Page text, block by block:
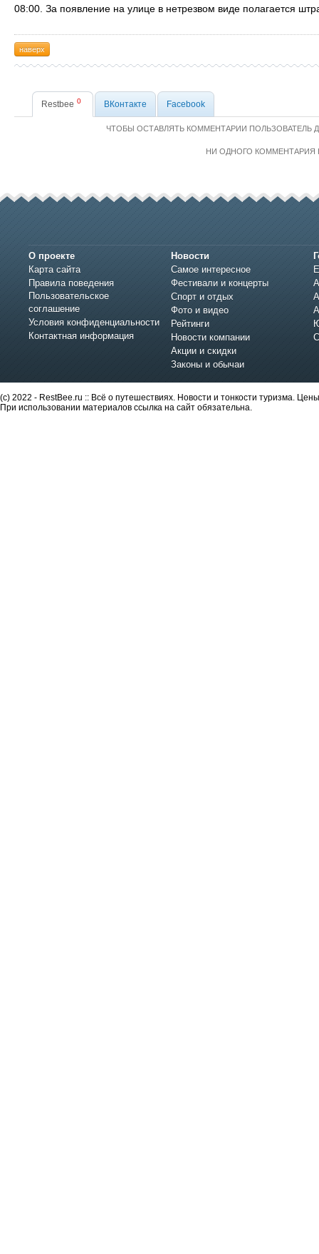
08:00. За появление на улице в нетрезвом виде полагается
наверх
Restbee 0 ВКонтакте Facebook
ЧТОБЫ ОСТАВЛЯТЬ КОММЕНТАРИИ
НИ ОДНОГО КОММЕНТАРИЯ
О проекте
Карта сайта
Правила поведения
Пользовательское
соглашение
Условия конфиденциальности
Контактная информация
Новости
Самое интересное
Фестивали и концерты
Спорт и отдых
Фото и видео
Рейтинги
Новости компании
Акции и скидки
Законы и обычаи
(c) 2022 - RestBee.ru :: Всё о путешествиях. Новости и тонкости туризма.
При использовании материалов ссылка на сайт обязательна.